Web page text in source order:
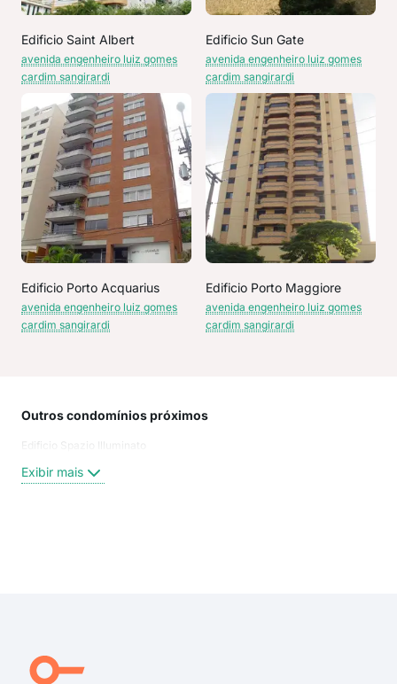
Edificio Saint Albert
avenida engenheiro luiz gomes
cardim sangirardi
Edificio Sun Gate
avenida engenheiro luiz gomes
cardim sangirardi
Edificio Porto Acquarius
avenida engenheiro luiz gomes
cardim sangirardi
Edificio Porto Maggiore
avenida engenheiro luiz gomes
cardim sangirardi
Outros condomínios próximos
Edificio Spazio Illuminato
Exibir mais